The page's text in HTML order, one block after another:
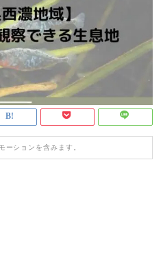
ーションを含みます。